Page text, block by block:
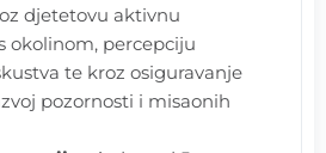
djetetovu aktivnu
okolinom, percepciju
te kroz osiguravanje
pozornosti i misaonih